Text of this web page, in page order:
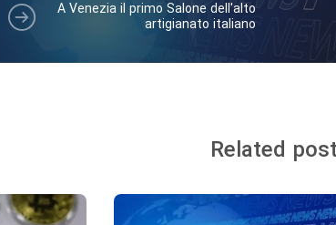
A Venezia il primo Salone dell'alto
artigianato italiano
Related